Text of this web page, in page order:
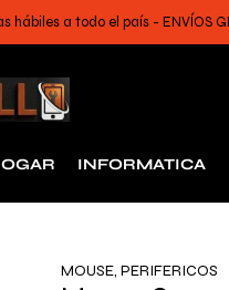
hábiles a todo el país - ENVÍOS
INFORMATICA
MOUSE,PERIFERICOS